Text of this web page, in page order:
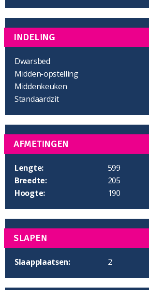
INDELING
Dwarsbed
Midden-opstelling
Middenkeuken
Standaardzit
AFMETINGEN
Lengte:
599
Breedte:
205
Hoogte:
190
SLAPEN
Slaapplaatsen: 2